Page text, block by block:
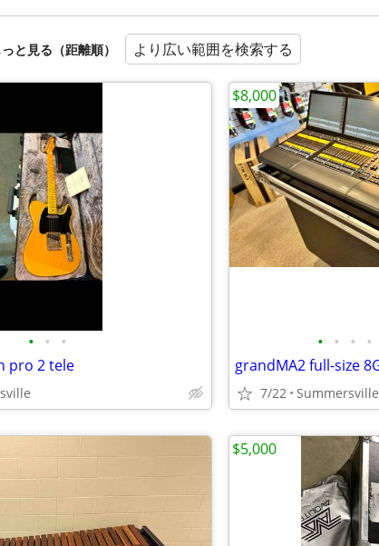
と見る（距離順） より広い範囲を検索する
• • •
pro 2 tele
• • • •
7/22 Summersville
$8,000
$5,000